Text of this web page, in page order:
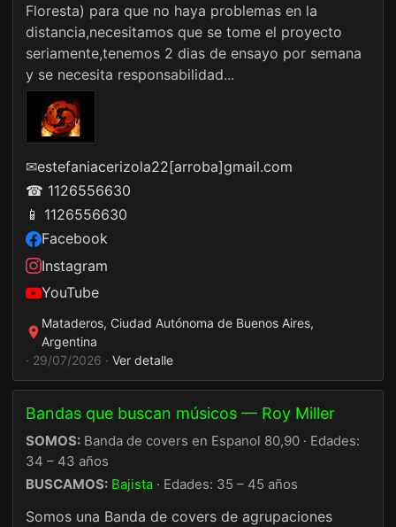
Floresta) para que no haya problemas en la
distancia,necesitamos que se tome el proyecto
seriamente,tenemos 2 dias de ensayo por semana
y se necesita responsabilidad...
✉estefaniacerizola22[arroba]gmail.com
☎ 1126556630
📱 1126556630
Facebook
Instagram
YouTube
Mataderos, Ciudad Autónoma de Buenos Aires,
Argentina
· 29/07/2026 · Ver detalle
Bandas que buscan músicos — Roy Miller
SOMOS: Banda de covers en Espanol 80,90 · Edades:
34 – 43 años
BUSCAMOS: Bajista · Edades: 35 – 45 años
Somos una Banda de covers de agrupaciones